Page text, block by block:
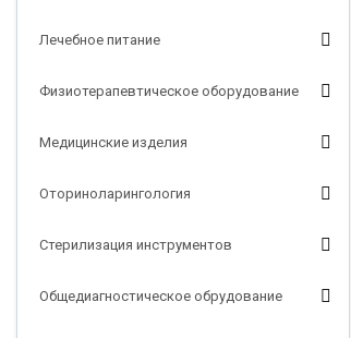
Лечебное питание
Физиотерапевтическое оборудование
Медицинские изделия
Оториноларингология
Стерилизация инструментов
Общедиагностическое обрудование